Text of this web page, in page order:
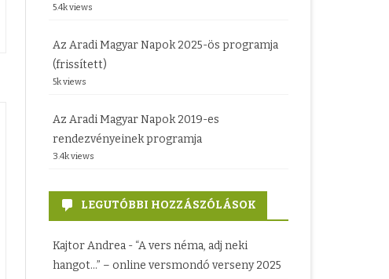
5.4k views
Az Aradi Magyar Napok 2025-ös programja
(frissített)
5k views
Az Aradi Magyar Napok 2019-es
rendezvényeinek programja
3.4k views
LEGUTÓBBI HOZZÁSZÓLÁSOK
Kajtor Andrea - “A vers néma, adj neki
hangot…” – online versmondó verseny 2025